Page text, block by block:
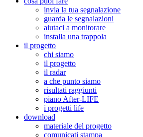
invia la tua segnalazione
guarda le segnalazioni
aiutaci a monitorare
installa una trappola
il progetto
chi siamo
il progetto
il radar
a che punto siamo
risultati raggiunti
piano After-LIFE
i progetti life
download
materiale del progetto
comunicati stampa